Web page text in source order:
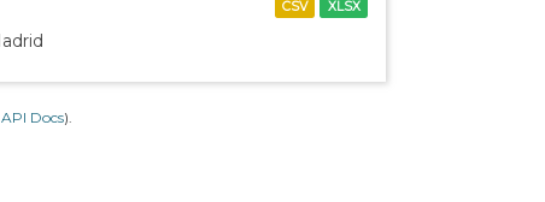
CSV XLSX
API Docs).